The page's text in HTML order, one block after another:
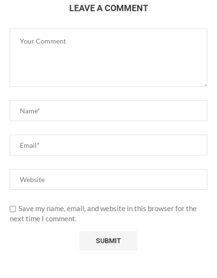
LEAVE A COMMENT
Save my name, email, and website in this browser for the
next time I comment.